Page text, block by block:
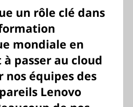
un rôle clé dans
mondiale en
passer au cloud
nos équipes des
Lenovo